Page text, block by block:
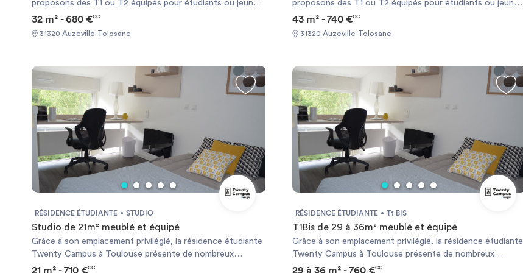
proposons des T1 ou T2 équipés pour étudiants ou jeunes
actifs de moins de 30ans à Auzeville Tolosane, à proximité
des écoles
32 m² - 680 €CC
31320 Auzeville-Tolosane
proposons des T1 ou T2 équipés pour étudiants ou jeunes
actifs de moins de 30ans à Auzeville Tolosane, à proximité
des écoles
43 m² - 740 €CC
31320 Auzeville-Tolosane
RÉSIDENCE ÉTUDIANTE STUDIO
Studio de 21m² meublé et équipé
Grâce à son emplacement privilégié, la résidence étudiante
Twenty Campus à Toulouse présente de nombreux
avantages pour les étudiants. Idéalement située à côté du
21 m² - 710 €CC
RÉSIDENCE ÉTUDIANTE T1 BIS
T1Bis de 29 à 36m² meublé et équipé
Grâce à son emplacement privilégié, la résidence étudiante
Twenty Campus à Toulouse présente de nombreux
avantages pour les étudiants. Idéalement située à côté du
29 à 36 m² - 760 €CC